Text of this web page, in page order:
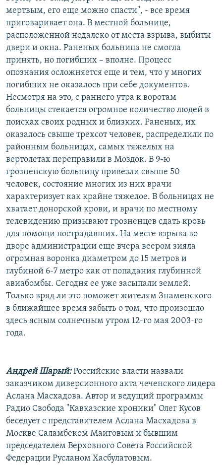
мертвым, его еще можно спасти", - все время
приговаривает она. В местной больнице,
расположенной недалеко от места взрыва, выбиты
двери и окна. Раненых больница не смогла
принять, но погибших – вполне. Процесс
опознания осложняется еще и тем, что у многих
погибших не оказалось при себе документов.
Несмотря на это, с раннего утра к воротам
больницы стекается огромное количество людей в
поисках своих родных и близких. Раненых, их
оказалось свыше трехсот человек, распределили по
районным больницах, самых тяжелых на
вертолетах переправили в Моздок. В 9-ю
грозненскую больницу привезли свыше 50
человек, состояние многих из них врачи
характеризует как крайне тяжелое. В больницах не
хватает донорской крови, и врачи по местному
телевидению призывают грозненцев сдать кровь
для помощи пострадавших. На месте взрыва во
дворе администрации еще вчера веером зияла
огромная воронка диаметром до 15 метров и
глубиной 6-7 метро как от попадания глубинной
авиабомбы. Сегодня ее уже засыпали землей.
Только вряд ли это поможет жителям Знаменского
в ближайшее время забыть о том, что произошло
здесь ясным солнечным утром 12-го мая 2003-го
года.
Андрей Шарый:Российские власти назвали
заказчиком диверсионного акта чеченского лидера
Аслана Масхадова. Автор и ведущий программы
Радио Свобода "Кавказские хроники" Олег Кусов
беседует с представителем Аслана Масхадова в
Москве Саламбеком Маиговым и бывшим
председателем Верховного Совета Российской
Федерации Русланом Хасбулатовым.